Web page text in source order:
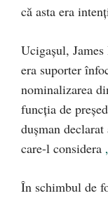
că asta era
Ucigașul,
era suporter
nominalizarea
funcția de
dușman
care-l considera
În schimbul de